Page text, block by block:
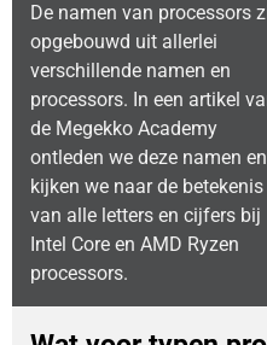
De namen van processors
opgebouwd uit allerlei
verschillende namen en
processors. In een artikel
de Megekko Academy
ontleden we deze namen en
kijken we naar de betekenis
van alle letters en cijfers bij
Intel Core en AMD Ryzen
processors.